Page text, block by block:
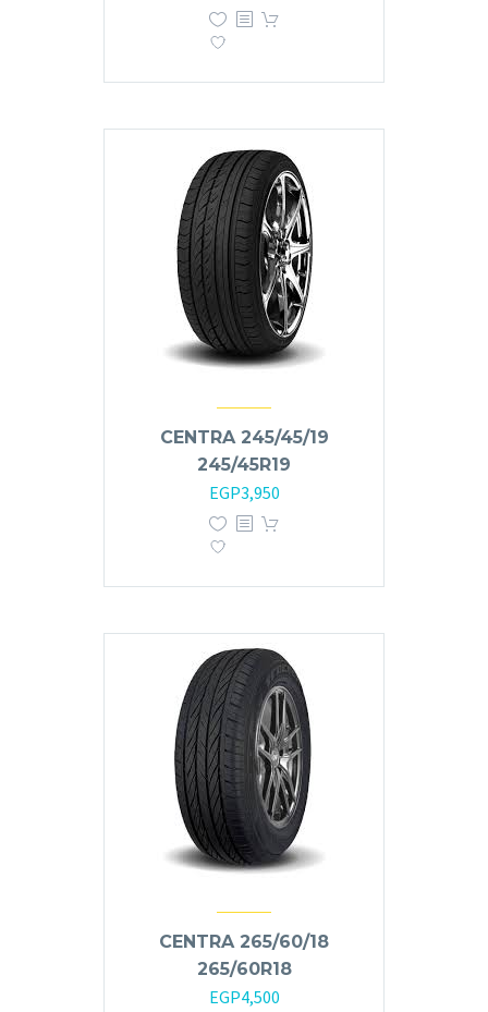
CENTRA 245/45/19
245/45R19
EGP3,950
CENTRA 265/60/18
265/60R18
EGP4,500